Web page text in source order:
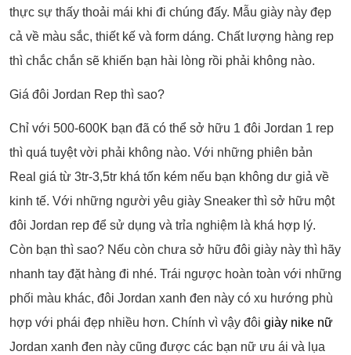
thực sự thấy thoải mái khi đi chúng đấy. Mẫu giày này đẹp
cả về màu sắc, thiết kế và form dáng. Chất lượng hàng rep
thì chắc chắn sẽ khiến bạn hài lòng rồi phải không nào.
Giá đôi Jordan Rep thì sao?
Chỉ với 500-600K bạn đã có thể sở hữu 1 đôi Jordan 1 rep
thì quá tuyệt vời phải không nào. Với những phiên bản
Real giá từ 3tr-3,5tr khá tốn kém nếu bạn không dư giả về
kinh tế. Với những người yêu giày Sneaker thì sở hữu một
đôi Jordan rep để sử dụng và trỉa nghiệm là khá hợp lý.
Còn bạn thì sao? Nếu còn chưa sở hữu đôi giày này thì hãy
nhanh tay đặt hàng đi nhé. Trái ngược hoàn toàn với những
phối màu khác, đôi Jordan xanh đen này có xu hướng phù
hợp với phái đẹp nhiều hơn. Chính vì vậy đôi giày nike nữ
Jordan xanh đen này cũng được các bạn nữ ưu ái và lụa